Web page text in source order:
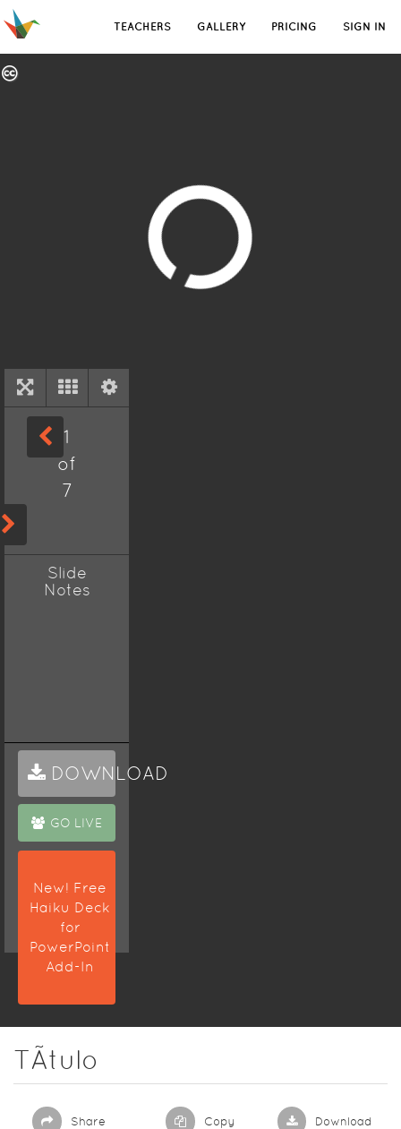
TEACHERS GALLERY PRICING SIGN IN
1
of
7
Slide
Notes
DOWNLOAD
GO LIVE
New! Free
Haiku Deck
for
PowerPoint
Add-In
TÃ­tulo
Share Copy Download